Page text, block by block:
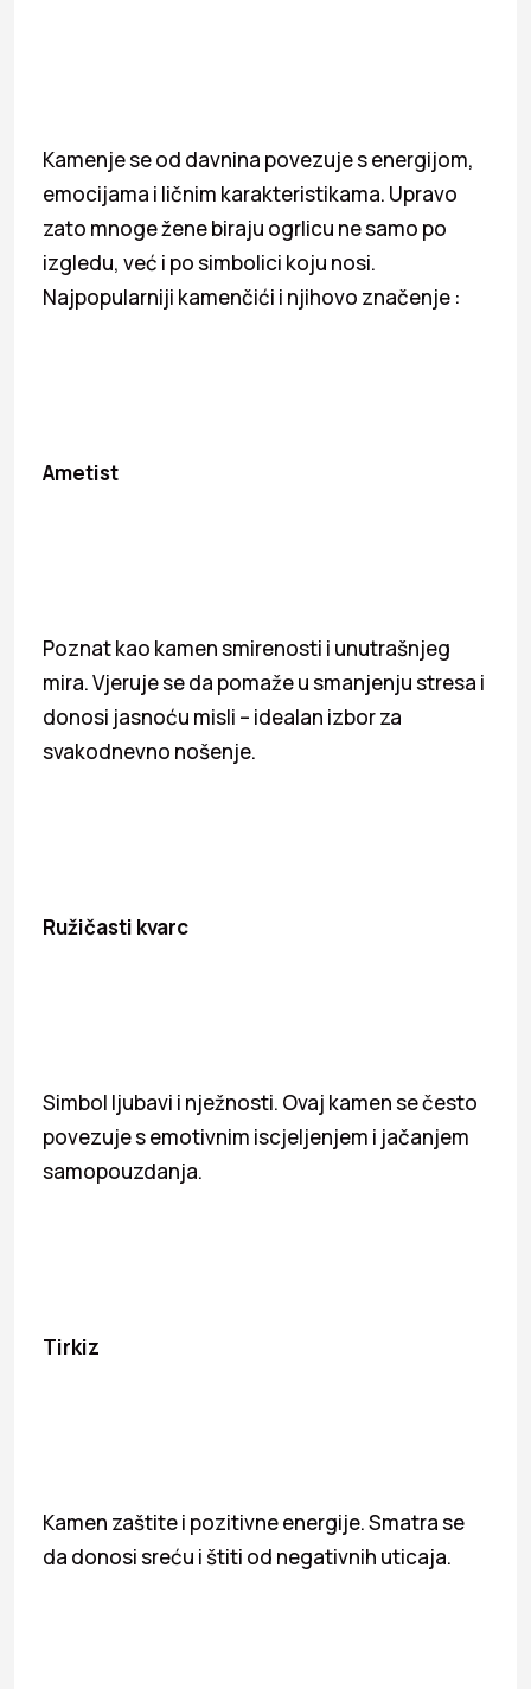
Kamenje se od davnina povezuje s energijom,
emocijama i ličnim karakteristikama. Upravo
zato mnoge žene biraju ogrlicu ne samo po
izgledu, već i po simbolici koju nosi.
Najpopularniji kamenčići i njihovo značenje :
Ametist
Poznat kao kamen smirenosti i unutrašnjeg
mira. Vjeruje se da pomaže u smanjenju stresa i
donosi jasnoću misli – idealan izbor za
svakodnevno nošenje.
Ružičasti kvarc
Simbol ljubavi i nježnosti. Ovaj kamen se često
povezuje s emotivnim iscjeljenjem i jačanjem
samopouzdanja.
Tirkiz
Kamen zaštite i pozitivne energije. Smatra se
da donosi sreću i štiti od negativnih uticaja.